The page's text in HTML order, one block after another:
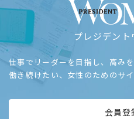
プレジデント
仕事でリーダーを目指し、高み
働き続けたい、女性のためのサイ
会員登